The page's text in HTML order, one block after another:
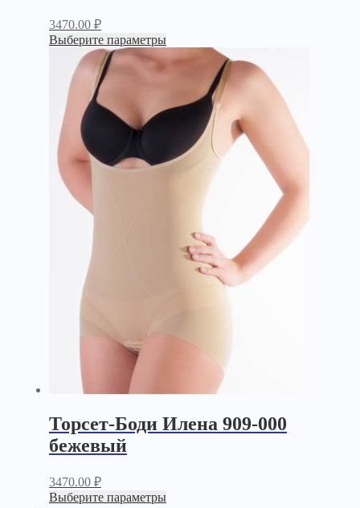
3470.00 ₽
Выберите параметры
Торсет-Боди Илена 909-000
бежевый
3470.00 ₽
Выберите параметры